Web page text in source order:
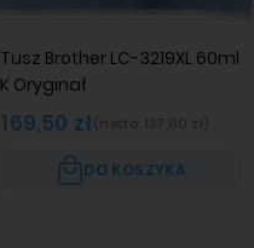
Tusz Brother LC-3219XL 60ml
K Oryginał
169,50 zł(netto: 137,80 zł
DO KOSZYKA